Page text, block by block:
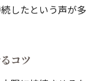
したという声が多
コツ